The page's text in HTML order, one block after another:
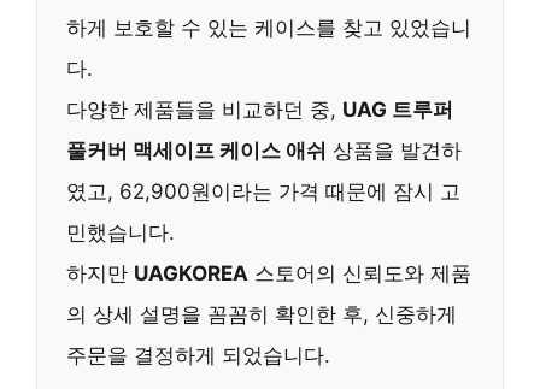
하게 보호할 수 있는 케이스를 찾고 있었습니
다.
다양한 제품들을 비교하던 중, UAG 트루퍼
풀커버 맥세이프 케이스 애쉬 상품을 발견하
였고, 62,900원이라는 가격 때문에 잠시 고
민했습니다.
하지만 UAGKOREA 스토어의 신뢰도와 제품
의 상세 설명을 꼼꼼히 확인한 후, 신중하게
주문을 결정하게 되었습니다.